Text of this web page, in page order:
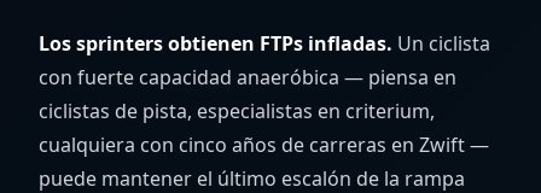
Los sprinters obtienen FTPs infladas. Un ciclista
con fuerte capacidad anaeróbica — piensa en
ciclistas de pista, especialistas en criterium,
cualquiera con cinco años de carreras en Zwift —
puede mantener el último escalón de la rampa